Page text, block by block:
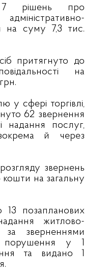
рішень про
на суму 7,3 тис.
притягнуто до
на
у сфері торгівлі,
62 звернення
надання послуг,
й через
звернень
на загальну
13 позапланових
житлово-
за зверненнями
порушення у 1
та видано 1